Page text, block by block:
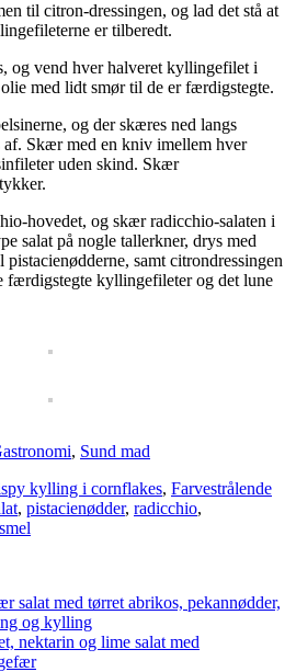
til citron-dressingen, og lad det stå at
er tilberedt.
og vend hver halveret kyllingefilet i
med lidt smør til de er færdigstegte.
og der skæres ned langs
Skær med en kniv imellem hver
uden skind. Skær
hovedet, og skær radicchio-salaten i
salat på nogle tallerkner, drys med
samt citrondressingen
færdigstegte kyllingefileter og det lune
, Sund mad
kylling i cornflakes, Farvestrålende
, pistacienødder, radicchio,
salat med tørret abrikos, pekannødder,
og kylling
nektarin og lime salat med